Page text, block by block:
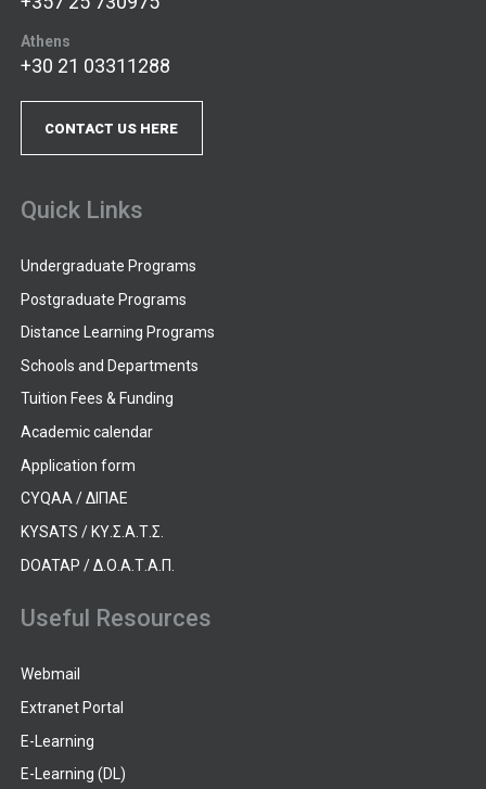
Athens
+30 21 03311288
CONTACT US HERE
Quick Links
Undergraduate Programs
Postgraduate Programs
Distance Learning Programs
Schools and Departments
Tuition Fees & Funding
Academic calendar
Application form
CYQAA / ΔΙΠΑΕ
KYSATS / ΚΥ.Σ.Α.Τ.Σ.
DOATAP / Δ.Ο.Α.Τ.Α.Π.
Useful Resources
Webmail
Extranet Portal
E-Learning
E-Learning (DL)